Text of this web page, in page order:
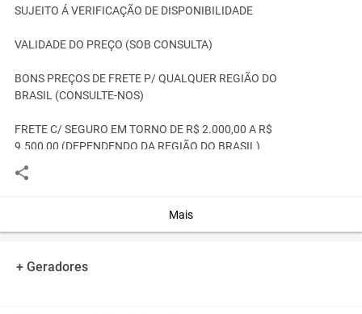
SUJEITO Á VERIFICAÇÃO DE DISPONIBILIDADE
VALIDADE DO PREÇO (SOB CONSULTA)
BONS PREÇOS DE FRETE P/ QUALQUER REGIÃO DO
BRASIL (CONSULTE-NOS)
FRETE C/ SEGURO EM TORNO DE R$ 2.000,00 A R$
9.500,00 (DEPENDENDO DA REGIÃO DO BRASIL)
EFETUAMOS VISTORIA TÉCNICA PARA VOCÊ
ASSISTÊNCIA TÉCNICA DE CONFIANÇA PRÓPRIA
(CONSULTE-NOS)
PRESTAMOS SERVIÇOS DE REVISÃO / INSTALAÇÃO /
Mais
+ Geradores